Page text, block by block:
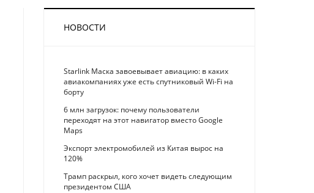
НОВОСТИ
Starlink Маска завоевывает авиацию: в каких
авиакомпаниях уже есть спутниковый Wi-Fi на
борту
6 млн загрузок: почему пользователи
переходят на этот навигатор вместо Google
Maps
Экспорт электромобилей из Китая вырос на
120%
Трамп раскрыл, кого хочет видеть следующим
президентом США